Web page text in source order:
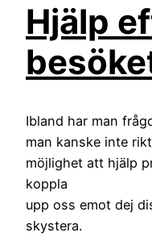
Hjälp
Ibland har man
man kanske inte
möjlighet att hjälp
koppla
upp oss emot dej
skystera.